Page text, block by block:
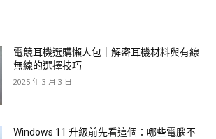
電競耳機選購懶人包｜解密耳機材料與有線
無線的選擇技巧
2025 年 3 月 3 日
Windows 11 升級前先看這個：哪些電腦不